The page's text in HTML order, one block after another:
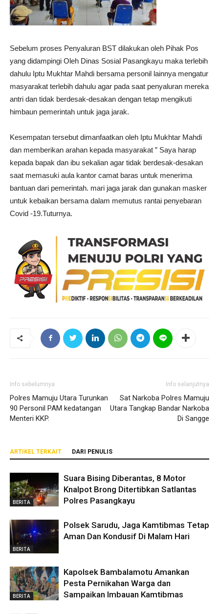
Sebelum proses Penyaluran BST dilakukan oleh Pihak Pos
yang didampingi Oleh Dinas Sosial Pasangkayu maka terlebih
dahulu Iptu Mukhtar Mahdi bersama personil lainnya mengatur
masyarakat terlebih dahulu agar pada saat penyaluran mereka
antri dan tidak berdesak-desakan dengan tetap mengikuti
himbaun pemerintah untuk jaga jarak.
Kesempatan tersebut dimanfaatkan oleh Iptu Mukhtar Mahdi
dan memberikan arahan kepada masyarakat ” Saya harap
kepada bapak dan ibu sekalian agar tidak berdesak-desakan
saat memasuki aula kantor camat baras untuk menerima
bantuan dari pemerintah. mari jaga jarak dan gunakan masker
untuk kebaikan bersama dalam memutus rantai penyebaran
Covid -19.Tuturnya.
Info sebelumnya
Polres Mamuju Utara Turunkan
90 Personil PAM kedatangan
Menteri KKP.
Info selanjutnya
Sat Narkoba Polres Mamuju
Utara Tangkap Bandar Narkoba
Di Sangge
ARTIKEL TERKAIT DARI PENULIS
BERITA
Suara Bising Diberantas, 8 Motor
Knalpot Brong Ditertibkan Satlantas
Polres Pasangkayu
BERITA
Polsek Sarudu, Jaga Kamtibmas Tetap
Aman Dan Kondusif Di Malam Hari
BERITA
Kapolsek Bambalamotu Amankan
Pesta Pernikahan Warga dan
Sampaikan Imbauan Kamtibmas